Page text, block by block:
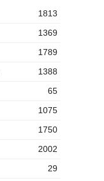
1813
1369
1789
1388
65
1075
1750
2002
29